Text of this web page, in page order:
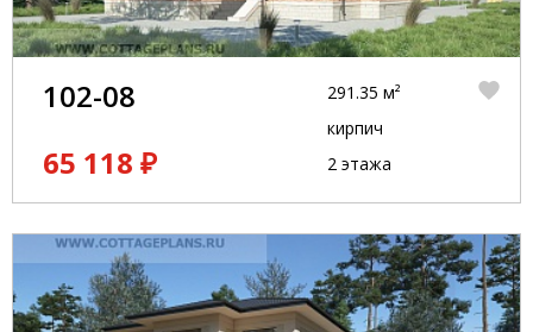
102-08
65 118 ₽
291.35 м²
кирпич
2 этажа